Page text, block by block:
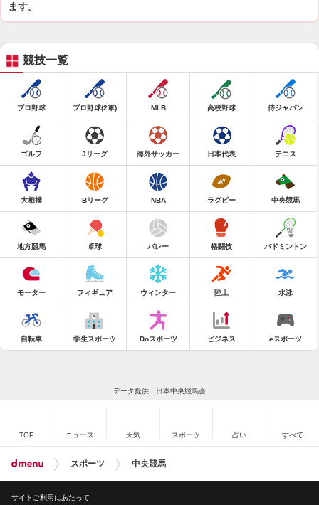
ます。
競技一覧
プロ野球 プロ野球(2軍) MLB 高校野球 侍ジャパン
ゴルフ Jリーグ 海外サッカー 日本代表 テニス
大相撲 Bリーグ NBA ラグビー 中央競馬
地方競馬 卓球 バレー 格闘技 バドミントン
モーター フィギュア ウィンター 陸上 水泳
自転車 学生スポーツ Doスポーツ ビジネス eスポーツ
データ提供：日本中央競馬会
TOP ニュース 天気 スポーツ 占い すべて
スポーツ 中央競馬
サイトご利用にあたって